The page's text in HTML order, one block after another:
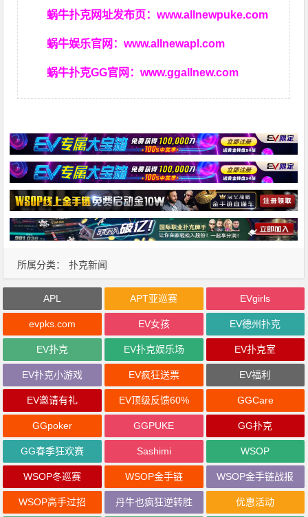
蜗牛扑克网址发布页：www.allnewpuke.com
蜗牛娱乐官网：www.allnewapl.com
蜗牛扑克GG官网：www.ggallnew.com
所属分类： 扑克新闻
APL APT亚巡赛 EVgirls
evpks.com EV女孩 EV德州扑克
EV扑克 EV扑克娱乐场 EV扑克室
EV扑克小游戏 EV疯狂送票 EV福利
EV邀请有礼 EV顶级反馈60% GGCare
GGpoker GGPUKE GG扑克
GG春季狂欢赛 Sashimi WSOP
WSOP冬巡赛 WSOP金手链 WSOP金手链战报
WSOP高手过招 丹牛也疯狂逆转胜 优惠活动